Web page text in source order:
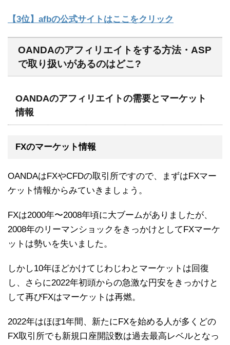
【3位】afbの公式サイトはここをクリック
OANDAのアフィリエイトをする方法・ASP
で取り扱いがあるのはどこ?
OANDAのアフィリエイトの需要とマーケット
情報
FXのマーケット情報
OANDAはFXやCFDの取引所ですので、まずはFXマー
ケット情報からみていきましょう。
FXは2000年〜2008年頃に大ブームがありましたが、
2008年のリーマンショックをきっかけとしてFXマーケ
ットは勢いを失いました。
しかし10年ほどかけてじわじわとマーケットは回復
し、さらに2022年初頭からの急激な円安をきっかけと
して再びFXはマーケットは再燃。
2022年はほぼ1年間、新たにFXを始める人が多くどの
FX取引所でも新規口座開設数は過去最高レベルとなっ